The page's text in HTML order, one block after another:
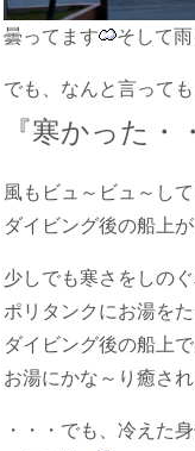
曇ってます そして
でも、なんと言っても
『寒かった・
風もビュ～ビュ～して
ダイビング後の船上
少しでも寒さをしの
ポリタンクにお湯を
ダイビング後の船上
お湯にかな～り癒さ
・・・でも、冷えた